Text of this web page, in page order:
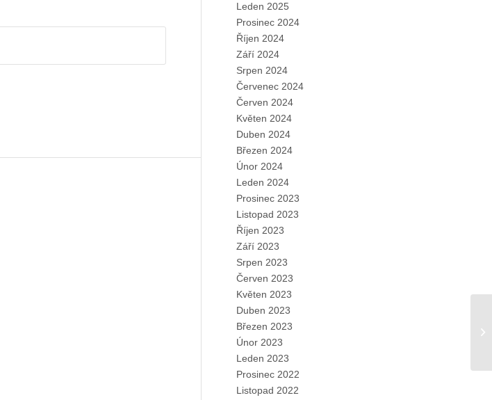
Leden 2025
Prosinec 2024
Říjen 2024
Září 2024
Srpen 2024
Červenec 2024
Červen 2024
Květen 2024
Duben 2024
Březen 2024
Únor 2024
Leden 2024
Prosinec 2023
Listopad 2023
Říjen 2023
Září 2023
Srpen 2023
Červen 2023
Květen 2023
Duben 2023
Březen 2023
Únor 2023
Leden 2023
Prosinec 2022
Listopad 2022